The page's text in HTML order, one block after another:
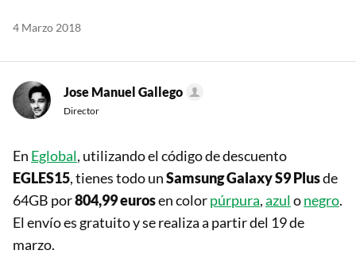
4 Marzo 2018
Jose Manuel Gallego
Director
En Eglobal, utilizando el código de descuento
EGLES15, tienes todo unSamsung Galaxy S9 Plusde
64GB por804,99 eurosen colorpúrpura,azulonegro.
El envío es gratuito y se realiza a partir del 19 de
marzo.